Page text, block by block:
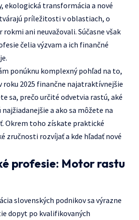
ekologická transformácia a nové
príležitosti v oblastiach, o
ani neuvažovali. Súčasne však
čelia výzvam a ich finančné
ponúknu komplexný pohľad na to,
roku 2025 finančne najatraktívnejšie
sa, prečo určité odvetvia rastú, aké
a ako sa môžete na
Okrem toho získate praktické
zručnosti rozvíjať a kde hľadať nové
profesie: Motor rastu
slovenských podnikov sa výrazne
dopyt po kvalifikovaných